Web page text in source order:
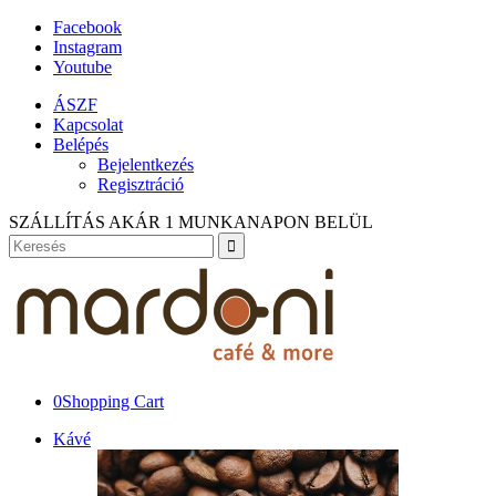
Facebook
Instagram
Youtube
ÁSZF
Kapcsolat
Belépés
Bejelentkezés
Regisztráció
SZÁLLÍTÁS AKÁR 1 MUNKANAPON BELÜL
0Shopping Cart
Kávé